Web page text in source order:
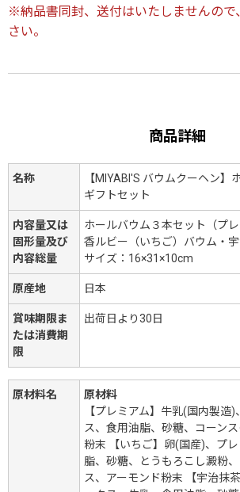
※納品書同封、送付はいたしませんので
さい。
商品詳細
名称
【MIYABI'S バウムクーヘン】
ギフトセット
内容量又は
固形量及び
内容総量
ホールバウム３本セット（プ
香ルビー（いちご）バウム・
サイズ：16×31×10cm
原産地 日本
賞味期限ま
たは消費期
限
出荷日より30日
原材料名
原材料
【プレミアム】牛乳(国内製造
ス、食用油脂、砂糖、コーン
粉末 【いちご】卵(国産)、プ
脂、砂糖、とうもろこし澱粉
ス、アーモンド粉末 【宇治抹